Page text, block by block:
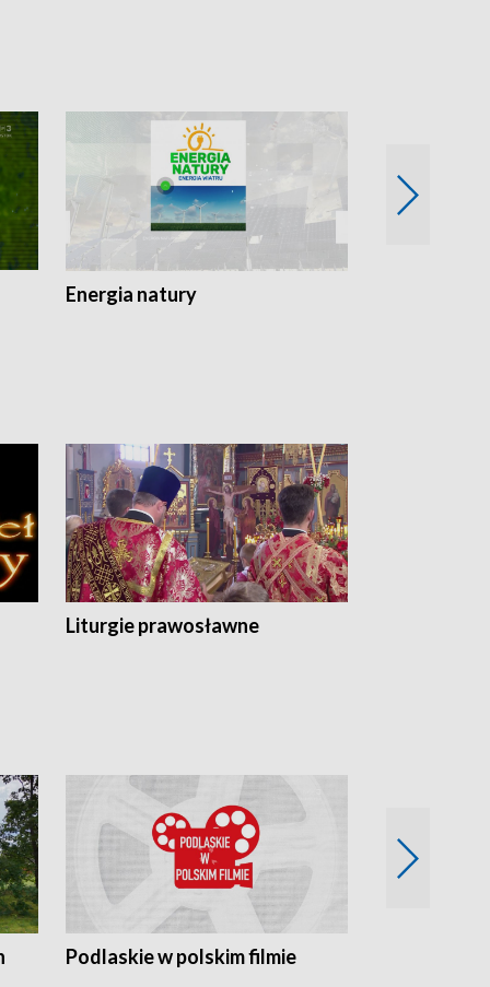
Energia natury
Liturgie prawosławne
Podlaskie w polskim filmie